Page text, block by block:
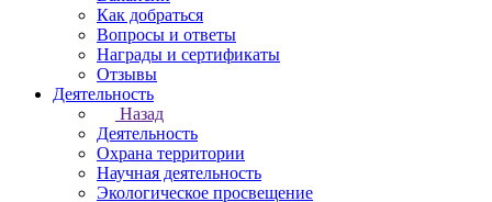
Как добраться
Вопросы и ответы
Награды и сертификаты
Отзывы
Деятельность
Назад
Деятельность
Охрана территории
Научная деятельность
Экологическое просвещение